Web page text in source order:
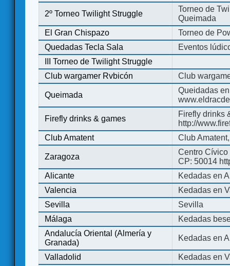
2º Torneo Twilight Struggle
Torneo de
Queimada
El Gran Chispazo
Torneo de
Quedadas Tecla Sala
Eventos
III Torneo de Twilight Struggle
Club wargamer Rvbicón
Club
Queimada
Queidadas
Firefly drinks & games
Firefly drinks
http://
Club Amatent
Club
Zaragoza
Centro Cívico
CP: 50014
Alicante
Kedadas en
Valencia
Kedadas en
Sevilla
Sevilla
Málaga
Kedadas
Andalucía Oriental (Almería y
Granada)
Kedadas en
Valladolid
Kedadas en